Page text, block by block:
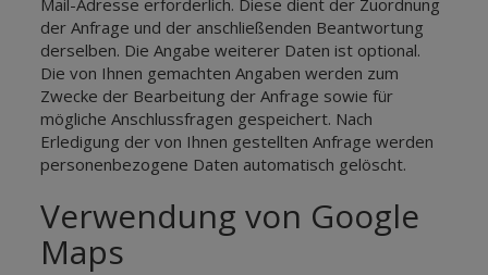
der Anfrage und der anschließenden Beantwortung
derselben. Die Angabe weiterer Daten ist optional.
Die von Ihnen gemachten Angaben werden zum
Zwecke der Bearbeitung der Anfrage sowie für
mögliche Anschlussfragen gespeichert. Nach
Erledigung der von Ihnen gestellten Anfrage werden
personenbezogene Daten automatisch gelöscht.
Verwendung von Google
Maps